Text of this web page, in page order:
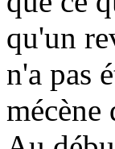
qu'un
n'a pas
mécène